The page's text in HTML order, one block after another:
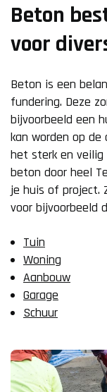
Beton
voor
Beton is een
fundering. Deze
bijvoorbeeld een
kan worden op
het sterk en
beton door heel
je huis of project.
voor bijvoorbeeld
Tuin
Woning
Aanbouw
Garage
Schuur